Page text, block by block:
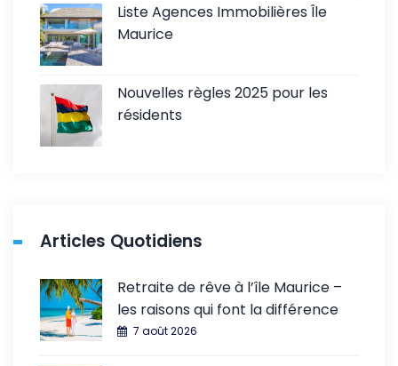
Liste Agences Immobilières Île
Maurice
Nouvelles règles 2025 pour les
résidents
Articles Quotidiens
Retraite de rêve à l’île Maurice –
les raisons qui font la différence
7 août 2026